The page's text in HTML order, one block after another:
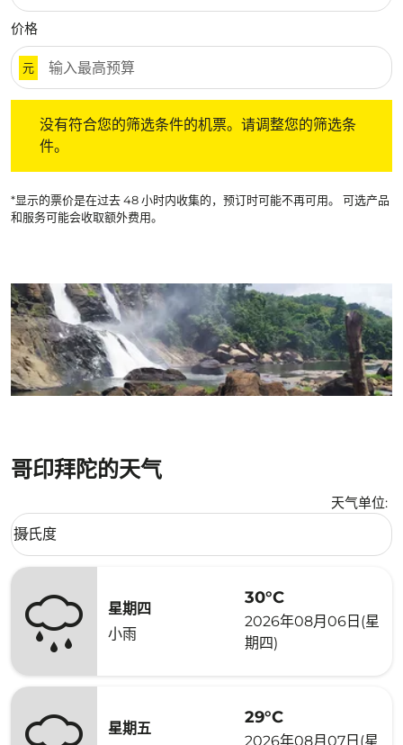
价格
元
没有符合您的筛选条件的机票。请调整您的筛选条
件。
*显示的票价是在过去 48 小时内收集的，预订时可能不再可用。 可选产品
和服务可能会收取额外费用。
哥印拜陀的天气
天气单位:
Weather unit option 摄氏度 Selected
摄氏度
keyboard_arrow_down
星期四
小雨
30°C
2026年08月06日(星
期四)
星期五
29°C
2026年08月07日(星